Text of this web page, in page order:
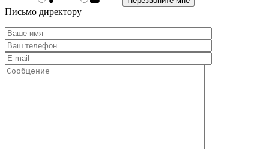
Письмо директору